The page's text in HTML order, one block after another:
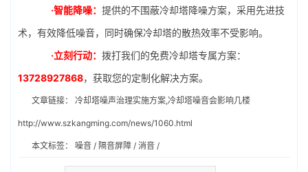
·智能降噪： 提供的不围蔽冷却塔降噪方案，采用先进技
术，有效降低噪音，同时确保冷却塔的散热效率不受影响。
·立刻行动： 拨打我们的免费冷却塔专属方案：
13728927868，获取您的定制化解决方案。
文章链接： 冷却塔噪声治理实施方案,冷却塔噪音会影响几楼
http://www.szkangming.com/news/1060.html
本文标签： 噪音 / 隔音屏障 / 消音 /